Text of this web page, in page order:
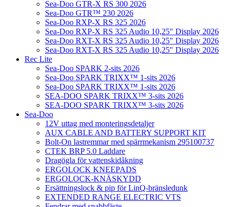
Sea-Doo GTR-X RS 300 2026
Sea-Doo GTR™ 230 2026
Sea-Doo RXP-X RS 325 2026
Sea-Doo RXP-X RS 325 Audio 10,25″ Display 2026
Sea-Doo RXT-X RS 325 Audio 10,25″ Display 2026
Sea-Doo RXT-X RS 325 Audio 10,25″ Display 2026
Rec Lite
Sea-Doo SPARK 2-sits 2026
Sea-Doo SPARK TRIXX™ 1-sits 2026
Sea-Doo SPARK TRIXX™ 1-sits 2026
SEA-DOO SPARK TRIXX™ 3-sits 2026
SEA-DOO SPARK TRIXX™ 3-sits 2026
Sea-Doo
12V uttag med monteringsdetaljer
AUX CABLE AND BATTERY SUPPORT KIT
Bolt-On lastremmar med spärrmekanism 295100737
CTEK BRP 5.0 Laddare
Dragögla för vattenskidåkning
ERGOLOCK KNEEPADS
ERGOLOCK-KNÄSKYDD
Ersättningslock & pip för LinQ-bränsledunk
EXTENDED RANGE ELECTRIC VTS